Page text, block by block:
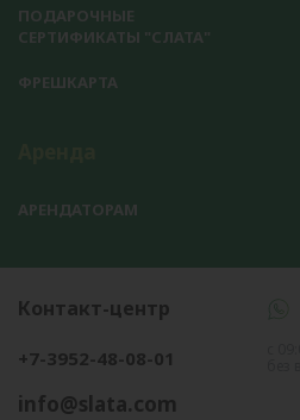
ПОДАРОЧНЫЕ
СЕРТИФИКАТЫ "СЛАТА"
ФРЕШКАРТА
АРЕНДАТОРАМ
Контакт-центр
+7-3952-48-08-01
info@slata.com